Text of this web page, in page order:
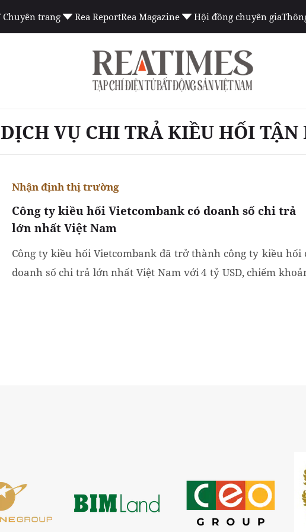
Chuyên trang Rea ReportRea Magazine Hội đồng chuyên gia
DỊCH VỤ CHI TRẢ KIỀU HỐI TẬN
Công ty kiều hối Vietcombank có doanh số chi trả
lớn nhất Việt Nam
Nhận định thị trường
Công ty kiều hối Vietcombank đã trở thành công ty kiều hối
doanh số chi trả lớn nhất Việt Nam với 4 tỷ USD, chiếm